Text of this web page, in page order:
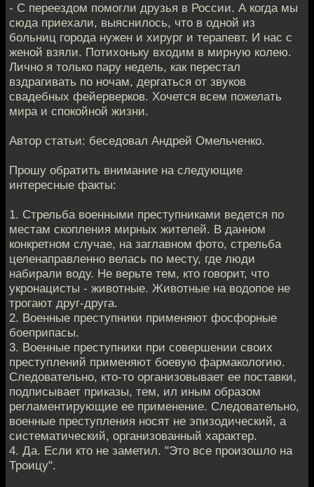
- С переездом помогли друзья в России. А когда мы
сюда приехали, выяснилось, что в одной из
больниц города нужен и хирург и терапевт. И нас с
женой взяли. Потихоньку входим в мирную колею.
Лично я только пару недель, как перестал
вздрагивать по ночам, дергаться от звуков
свадебных фейерверков. Хочется всем пожелать
мира и спокойной жизни.
Автор статьи: беседовал Андрей Омельченко.
Прошу обратить внимание на следующие
интересные факты:
1. Стрельба военными преступниками ведется по
местам скопления мирных жителей. В данном
конкретном случае, на заглавном фото, стрельба
целенаправленно велась по месту, где люди
набирали воду. Не верьте тем, кто говорит, что
укронацисты - животные. Животные на водопое не
трогают друг-друга.
2. Военные преступники применяют фосфорные
боеприпасы.
3. Военные преступники при совершении своих
преступлений применяют боевую фармакологию.
Следовательно, кто-то организовывает ее поставки,
подписывает приказы, тем, ил иным образом
регламентирующие ее применение. Следовательно,
военные преступления носят не эпизодический, а
систематический, организованный характер.
4. Да. Если кто не заметил. "Это все произошло на
Троицу".